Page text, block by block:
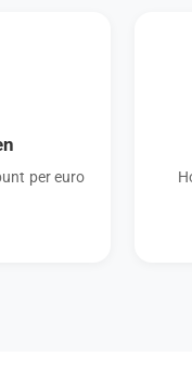
per euro